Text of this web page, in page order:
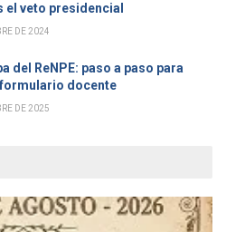
el veto presidencial
DE 2024
del ReNPE: paso a paso para
docente
DE 2025